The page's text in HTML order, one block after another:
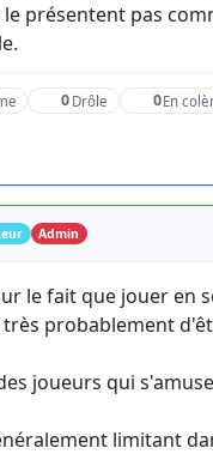
le présentent pas
0 Drôle 0En
Admin
le fait que jouer en
probablement
joueurs qui
limitant